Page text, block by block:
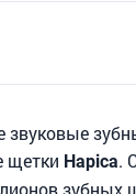
щетки Hapica.
зубных